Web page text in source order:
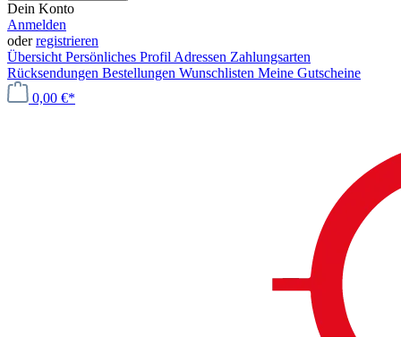
Dein Konto
Anmelden
oderregistrieren
Übersicht Persönliches Profil Adressen Zahlungsarten
Rücksendungen Bestellungen Wunschlisten Meine Gutscheine
0,00 €*